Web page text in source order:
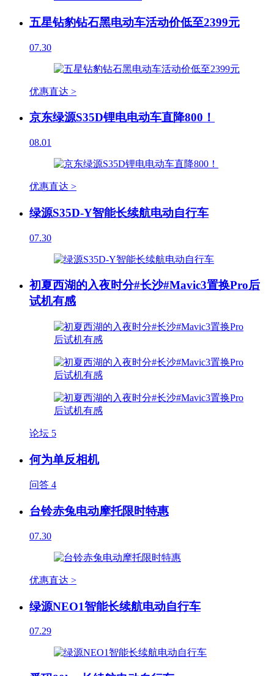
五星钻豹钻石黑电动车活动价低至2399元
07.30
优惠直达 >
京东绿源S35D锂电电动车直降800！
08.01
优惠直达 >
绿源S35D-Y智能长续航电动自行车
07.30
初夏西湖的入夜时分#长沙#Mavic3置换Pro后
试机有感
论坛 5
何为单反相机
问答 4
台铃赤兔电动摩托限时特惠
07.30
优惠直达 >
绿源NEO1智能长续航电动自行车
07.29